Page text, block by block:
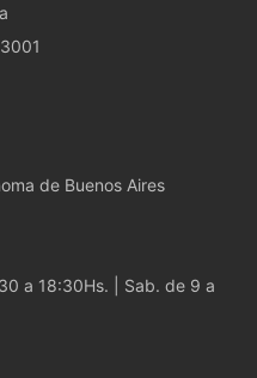
& COAT
de Buenos Aires
a 18:30Hs. | Sab. de 9 a